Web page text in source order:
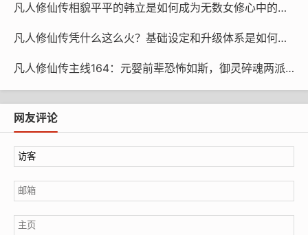
人给他扣上的那个“魔”字。殷夫人和他一起踢球，他便敛
起戾气，露出一副寻常孩童的笑容；太乙真人以‘江山社稷
族的安全，不惜将陈塘关坑杀，明知必遭天罚，却还是义
还是“神”，都不是生来就有的，是他们自己选择的。
天劫降下的那一日，哪咤看到自己的爹娘为自己求
“我的命运，掌握在我自己手中！”他已经不在乎其他人的
看法了，他要做的，就是保护自己想要保护的人。结果，
他的身体被天劫毁灭，但是他的魂魄留在了莲台上，这样
的结果，并不是一个十全十美的英雄，而是一个“真实的
凡人修仙传相貌平平的韩立是如何成为无数女修心中的完美恋人？
凡人修仙传凭什么这么火？基础设定和升级体系是如何逐渐完善的？
凡人修仙传主线164：元婴前辈恐怖如斯，御灵碎魂两派拔腿就跑
网友评论